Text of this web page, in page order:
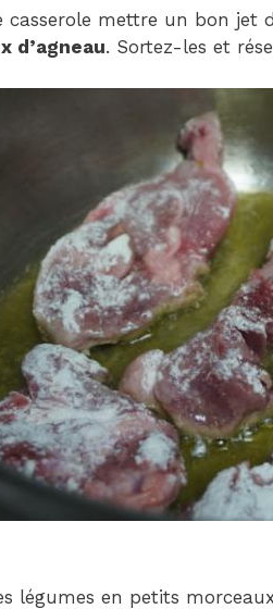
casserole mettre un bon jet
d’agneau. Sortez-les et
légumes en petits